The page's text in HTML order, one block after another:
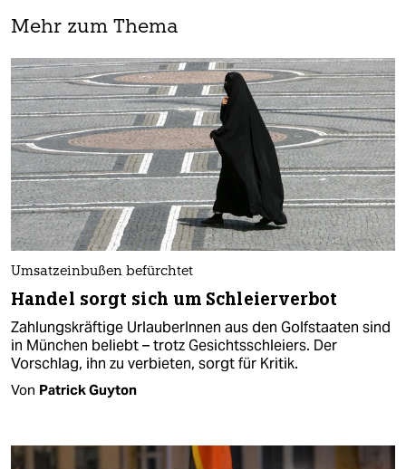
Mehr zum Thema
Umsatzeinbußen befürchtet
Handel sorgt sich um Schleierverbot
Zahlungskräftige UrlauberInnen aus den Golfstaaten sind
in München beliebt – trotz Gesichtsschleiers. Der
Vorschlag, ihn zu verbieten, sorgt für Kritik.
Von Patrick Guyton